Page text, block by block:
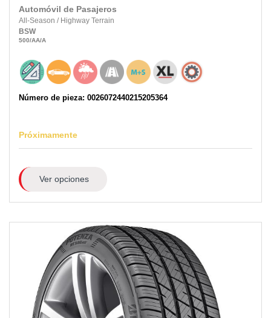
Automóvil de Pasajeros
All-Season / Highway Terrain
BSW
500/AA/A
Número de pieza: 0026072440215205364
Próximamente
Ver opciones